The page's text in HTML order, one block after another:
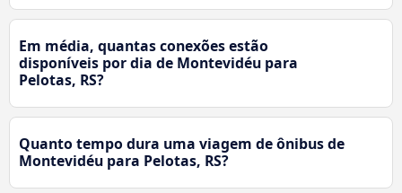
Em média, quantas conexões estão
disponíveis por dia de Montevidéu para
Pelotas, RS?
Quanto tempo dura uma viagem de ônibus de
Montevidéu para Pelotas, RS?